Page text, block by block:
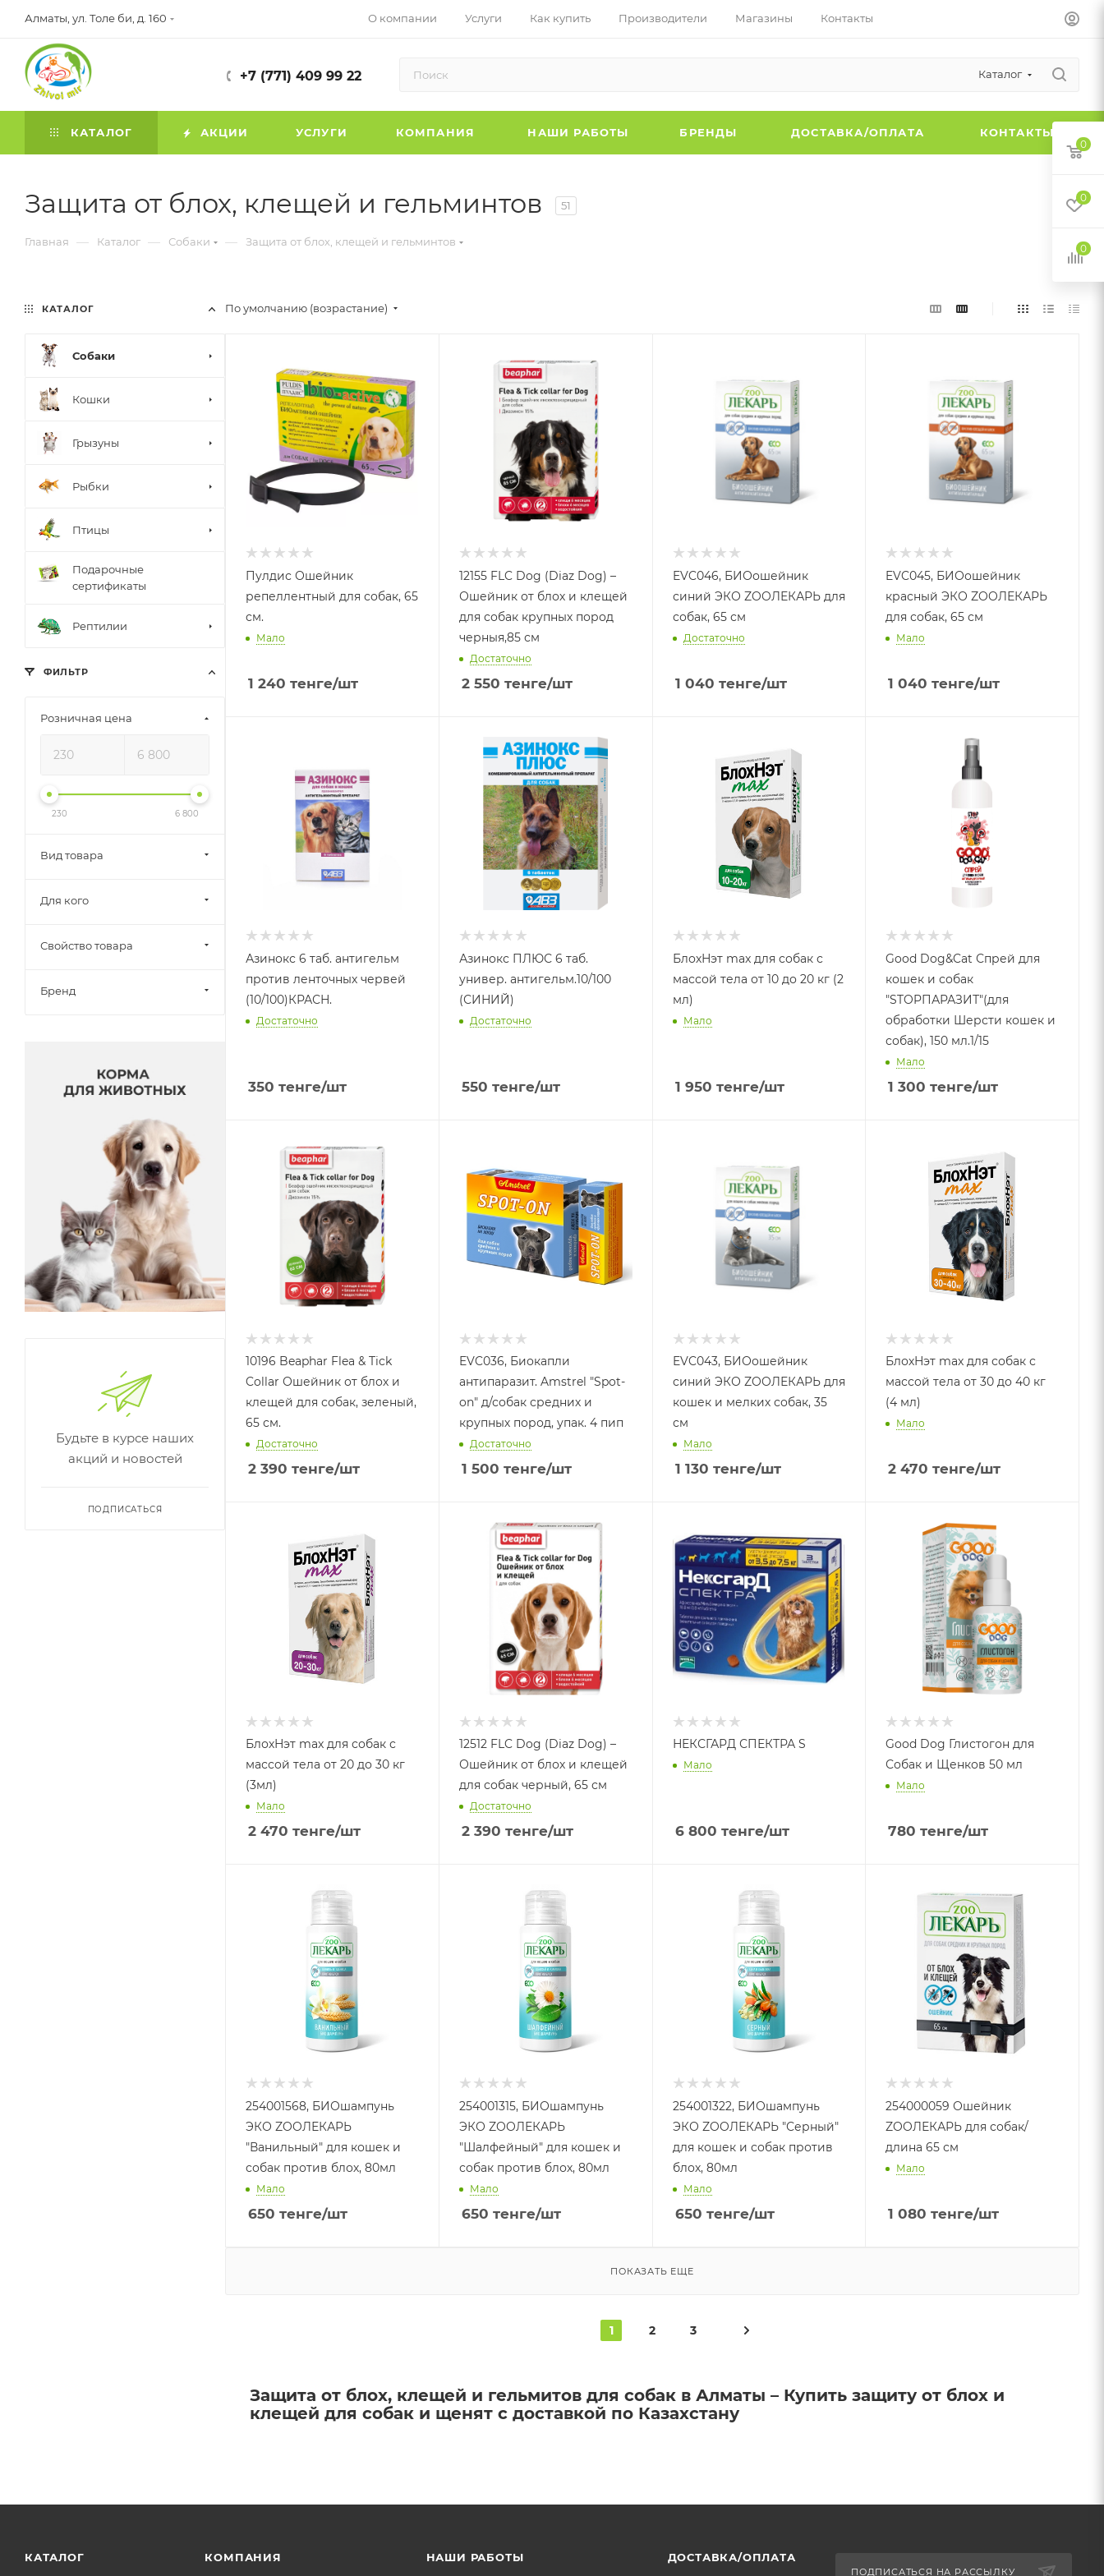
Алматы, ул. Толе би, д. 160 О компании Услуги Как купить Производители Магазины Контакты
+7 (771) 409 99 22 Каталог
КАТАЛОГ АКЦИИ УСЛУГИ КОМПАНИЯ НАШИ РАБОТЫ БРЕНДЫ ДОСТАВКА/ОПЛАТА КОНТАКТЫ
Защита от блох, клещей и гельминтов 51
Главная — Каталог — Собаки — Защита от блох, клещей и гельминтов
По умолчанию (возрастание)
Пулдис Ошейник
репеллентный для собак, 65
см.
Мало
1 240 тенге/шт
12155 FLC Dog (Diaz Dog) –
Ошейник от блох и клещей
для собак крупных пород
черныя,85 см
Достаточно
2 550 тенге/шт
EVC046, БИОошейник
синий ЭКО ZOOЛЕКАРЬ для
собак, 65 см
Достаточно
1 040 тенге/шт
EVC045, БИОошейник
красный ЭКО ZOOЛЕКАРЬ
для собак, 65 см
Мало
1 040 тенге/шт
Азинокс 6 таб. антигельм
против ленточных червей
(10/100)КРАСН.
Достаточно
350 тенге/шт
Азинокс ПЛЮС 6 таб.
универ. антигельм.10/100
(СИНИЙ)
Достаточно
550 тенге/шт
БлохНэт max для собак с
массой тела от 10 до 20 кг (2
мл)
Мало
1 950 тенге/шт
Good Dog&Cat Спрей для
кошек и собак
"STOPПАРАЗИТ"(для
обработки Шерсти кошек и
собак), 150 мл.1/15
Мало
1 300 тенге/шт
10196 Beaphar Flea & Tick
Collar Ошейник от блох и
клещей для собак, зеленый,
65 см.
Достаточно
2 390 тенге/шт
EVC036, Биокапли
антипаразит. Amstrel "Spot-
on" д/собак средних и
крупных пород, упак. 4 пип
Достаточно
1 500 тенге/шт
EVC043, БИОошейник
синий ЭКО ZOOЛЕКАРЬ для
кошек и мелких собак, 35
см
Мало
1 130 тенге/шт
БлохНэт max для собак с
массой тела от 30 до 40 кг
(4 мл)
Мало
2 470 тенге/шт
БлохНэт max для собак с
массой тела от 20 до 30 кг
(3мл)
Мало
2 470 тенге/шт
12512 FLC Dog (Diaz Dog) –
Ошейник от блох и клещей
для собак черный, 65 см
Достаточно
2 390 тенге/шт
НЕКСГАРД СПЕКТРА S
Мало
6 800 тенге/шт
Good Dog Глистогон для
Собак и Щенков 50 мл
Мало
780 тенге/шт
254001568, БИОшампунь
ЭКО ZOOЛЕКАРЬ
"Ванильный" для кошек и
собак против блох, 80мл
Мало
650 тенге/шт
254001315, БИОшампунь
ЭКО ZOOЛЕКАРЬ
"Шалфейный" для кошек и
собак против блох, 80мл
Мало
650 тенге/шт
254001322, БИОшампунь
ЭКО ZOOЛЕКАРЬ "Серный"
для кошек и собак против
блох, 80мл
Мало
650 тенге/шт
254000059 Ошейник
ZOOЛЕКАРЬ для собак/
длина 65 см
Мало
1 080 тенге/шт
ПОКАЗАТЬ ЕЩЕ
1 2 3
Защита от блох, клещей и гельмитов для собак в Алматы – Купить защиту от блох и
клещей для собак и щенят с доставкой по Казахстану
КАТАЛОГ
Собаки
Кошки
Грызуны
Рыбки
Птицы
Подарочные
сертификаты
Рептилии
ФИЛЬТР
Розничная цена
230 6 800
Вид товара
Для кого
Свойство товара
Бренд
Будьте в курсе наших
акций и новостей
ПОДПИСАТЬСЯ
КАТАЛОГ КОМПАНИЯ НАШИ РАБОТЫ ДОСТАВКА/ОПЛАТА
ПОДПИСАТЬСЯ НА РАССЫЛКУ
0
0
0